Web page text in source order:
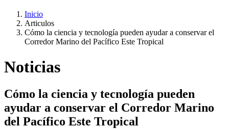
Inicio
Articulos
Cómo la ciencia y tecnología pueden ayudar a conservar el
Corredor Marino del Pacífico Este Tropical
Noticias
Cómo la ciencia y tecnología pueden
ayudar a conservar el Corredor Marino
del Pacífico Este Tropical